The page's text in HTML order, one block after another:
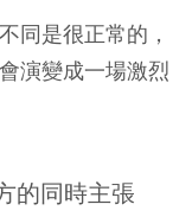
同是很正常的，
演變成一場激烈
的同時主張